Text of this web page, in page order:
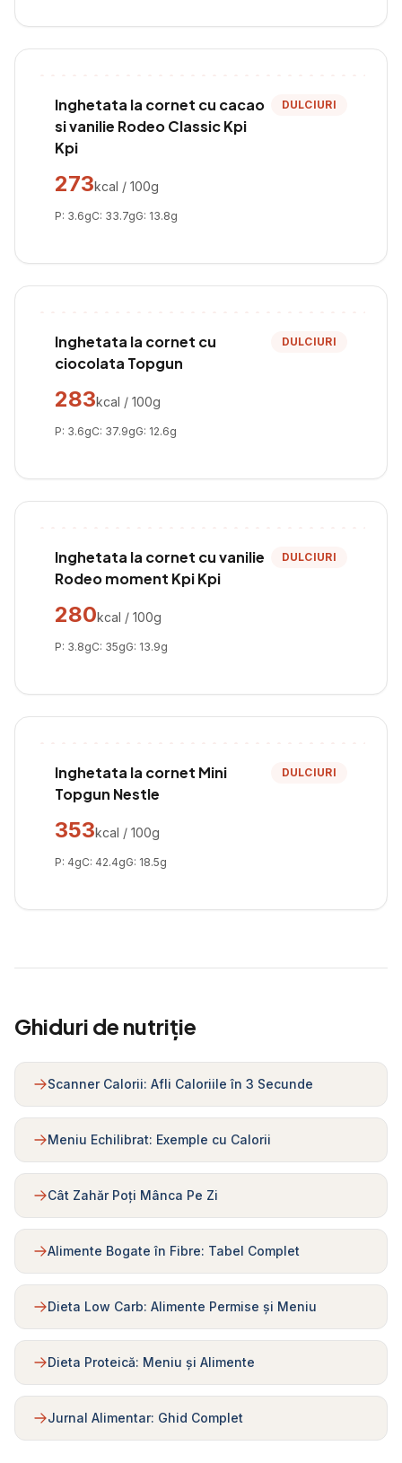
Inghetata la cornet cu cacao
si vanilie Rodeo Classic Kpi
Kpi
DULCIURI
273kcal / 100g
P: 3.6gC: 33.7gG: 13.8g
Inghetata la cornet cu
ciocolata Topgun
DULCIURI
283kcal / 100g
P: 3.6gC: 37.9gG: 12.6g
Inghetata la cornet cu vanilie
Rodeo moment Kpi Kpi
DULCIURI
280kcal / 100g
P: 3.8gC: 35gG: 13.9g
Inghetata la cornet Mini
Topgun Nestle
DULCIURI
353kcal / 100g
P: 4gC: 42.4gG: 18.5g
Ghiduri de nutriție
Scanner Calorii: Afli Caloriile în 3 Secunde
Meniu Echilibrat: Exemple cu Calorii
Cât Zahăr Poți Mânca Pe Zi
Alimente Bogate în Fibre: Tabel Complet
Dieta Low Carb: Alimente Permise și Meniu
Dieta Proteică: Meniu și Alimente
Jurnal Alimentar: Ghid Complet